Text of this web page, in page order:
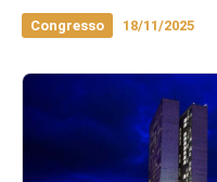
Congresso 18/11/2025